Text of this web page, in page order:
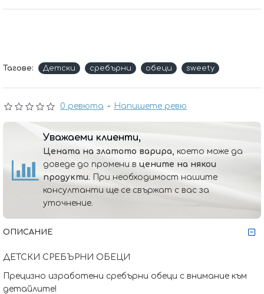
0 ревюта - Напишете ревю
Тагове: Детски сребърни обеци sweety
Уважаеми клиенти,
Цената на златото варира, което може да
доведе до промени в цените на някои
продукти. При необходимост нашите
консултанти ще се свържат с вас за
уточнение.
ОПИСАНИЕ
ДЕТСКИ СРЕБЪРНИ ОБЕЦИ
Прецизно изработени сребърни обеци с внимание към
детайлите!